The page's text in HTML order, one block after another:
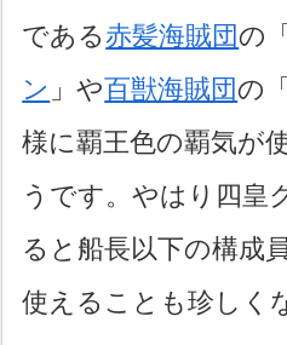
である赤髪海賊団の
ン 」や百獣海賊団の「
様に覇王色の覇気が
うです。やはり四皇
ると船長以下の構成
使えることも珍しく